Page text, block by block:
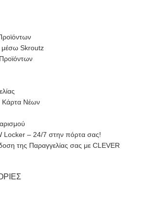
μέσω Skroutz
Κάρτα Νέων
Locker – 24/7 στην πόρτα σας!
της Παραγγελίας σας με CLEVER